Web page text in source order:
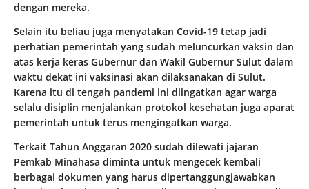
dengan mereka.
Selain itu beliau juga menyatakan Covid-19 tetap jadi
perhatian pemerintah yang sudah meluncurkan vaksin dan
atas kerja keras Gubernur dan Wakil Gubernur Sulut dalam
waktu dekat ini vaksinasi akan dilaksanakan di Sulut.
Karena itu di tengah pandemi ini diingatkan agar warga
selalu disiplin menjalankan protokol kesehatan juga aparat
pemerintah untuk terus mengingatkan warga.
Terkait Tahun Anggaran 2020 sudah dilewati jajaran
Pemkab Minahasa diminta untuk mengecek kembali
berbagai dokumen yang harus dipertanggungjawabkan